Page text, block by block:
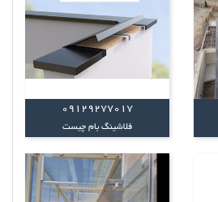
09129277017
فلاشینگ بام چیست